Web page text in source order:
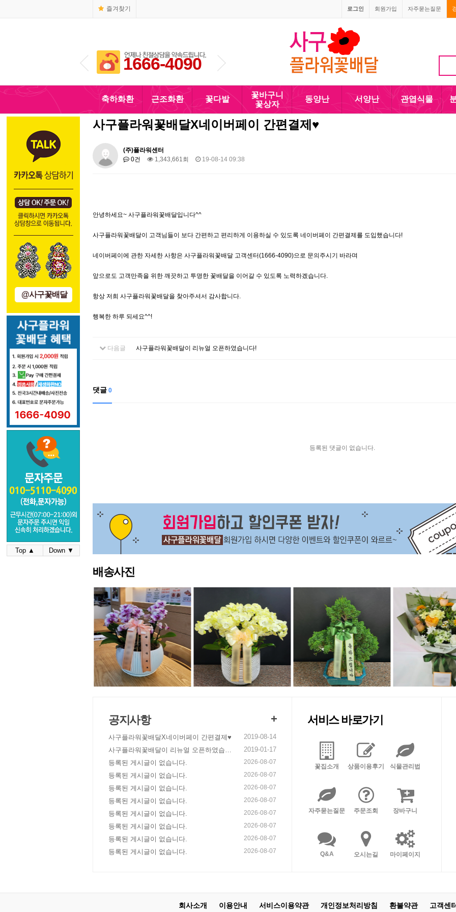
즐겨찾기 자주묻는질문
회원가입
로그인
1666-4090 010-5110-4090
축하화환 근조화환 꽃다발
꽃바구니
꽃상자
동양난 서양난 관엽식물
@사구꽃배달
Top ▲ Down ▼
사구플라워꽃배달X네이버페이 간편결제♥
(주)플라워센터
0건
1,343,661회 19-08-14 09:38
안녕하세요~ 사구플라워꽃배달입니다^^
사구플라워꽃배달이 고객님들이 보다 간편하고 편리하게 이용하실 수 있도록 네이버페이 간편결제를 도입했습니다!
네이버페이에 관한 자세한 사항은 사구플라워꽃배달 고객센터(1666-4090)으로 문의주시기 바라며
앞으로도 고객만족을 위한 깨끗하고 투명한 꽃배달을 이어갈 수 있도록 노력하겠습니다.
항상 저희 사구플라워꽃배달을 찾아주셔서 감사합니다.
행복한 하루 되세요^^!
다음글 사구플라워꽃배달이 리뉴얼 오픈하였습니다!
댓글 0
등록된 댓글이 없습니다.
배송사진
공지사항 +
사구플라워꽃배달X네이버페이 간편결제♥
2019-08-14
사구플라워꽃배달이 리뉴얼 오픈하였습니
다!
2019-01-17
등록된 게시글이 없습니다.
2026-08-07
등록된 게시글이 없습니다. 2026-08-07
등록된 게시글이 없습니다. 2026-08-07
등록된 게시글이 없습니다. 2026-08-07
등록된 게시글이 없습니다. 2026-08-07
등록된 게시글이 없습니다. 2026-08-07
등록된 게시글이 없습니다. 2026-08-07
등록된 게시글이 없습니다. 2026-08-07
서비스 바로가기
꽃집소개 상품이용후기 식물관리법
자주묻는질문 주문조회 장바구니
Q&A 오시는길 마이페이지
회사소개 이용안내 서비스이용약관 개인정보처리방침 환불약관 고객센